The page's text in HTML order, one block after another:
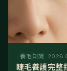
養毛知識
睫毛養護完整